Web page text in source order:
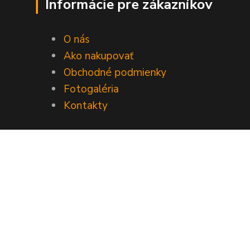
Informácie pre zákazníkov
O nás
Ako nakupovať
Obchodné podmienky
Fotogaléria
Kontakty